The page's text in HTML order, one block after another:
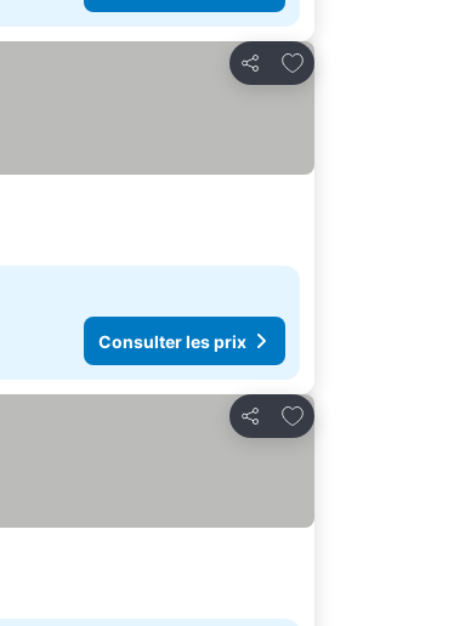
Partager
Ajouter à mes favoris
Consulter les prix
Partager
Ajouter à mes favoris